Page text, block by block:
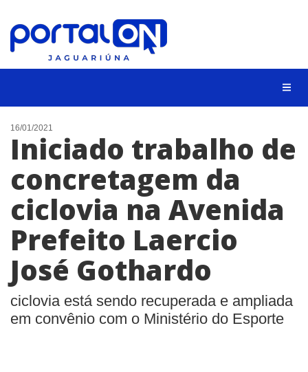
NOTÍCIAS
LISTA DIGITAL
CONTATO
ANUNCIE
16/01/2021
Iniciado trabalho de
concretagem da
ciclovia na Avenida
Prefeito Laercio
José Gothardo
ciclovia está sendo recuperada e ampliada
em convênio com o Ministério do Esporte